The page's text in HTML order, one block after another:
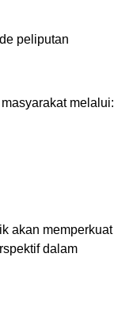
peliputan
melalui:
akan memperkuat
dalam